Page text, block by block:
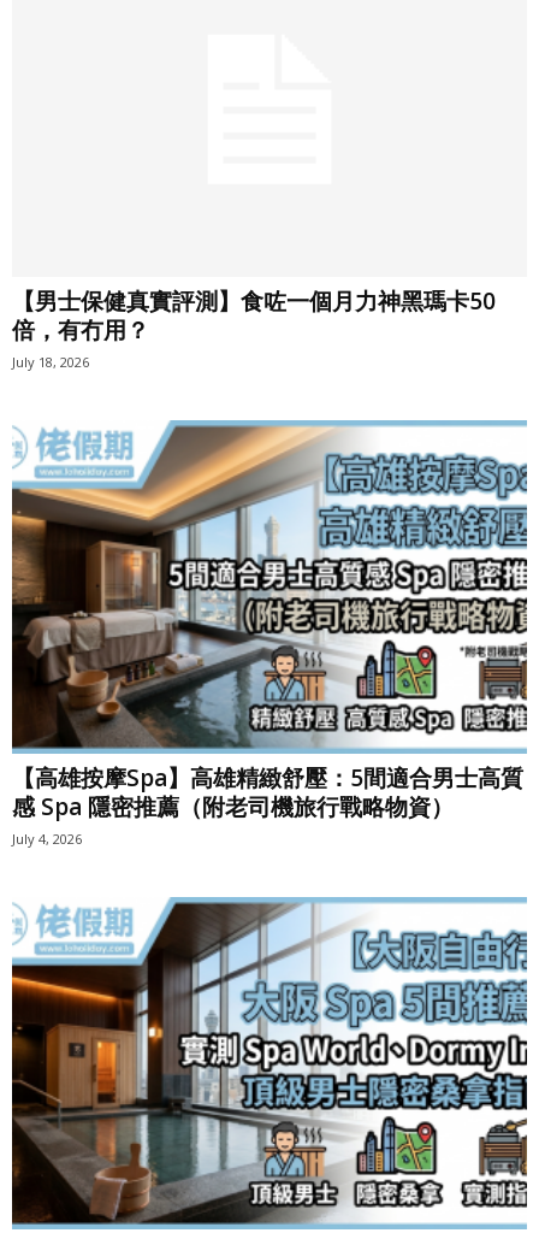
【男士保健真實評測】食咗一個月力神黑瑪卡50
倍，有冇用？
July 18, 2026
【高雄按摩Spa】高雄精緻舒壓：5間適合男士高質
感 Spa 隱密推薦（附老司機旅行戰略物資）
July 4, 2026